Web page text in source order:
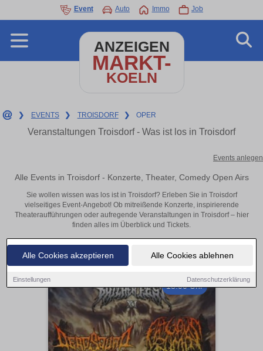
Alle Cookies akzeptieren Alle Cookies ablehnen
Einstellungen Datenschutzerklärung
Event Auto Immo Job
ANZEIGEN
MARKT-
KOELN
❯ EVENTS ❯ TROISDORF ❯ OPER
Veranstaltungen Troisdorf - Was ist los in Troisdorf
Events anlegen
Alle Events in Troisdorf - Konzerte, Theater, Comedy Open Airs
Sie wollen wissen was los ist in Troisdorf? Erleben Sie in Troisdorf
vielseitiges Event-Angebot! Ob mitreißende Konzerte, inspirierende
Theateraufführungen oder aufregende Veranstaltungen in Troisdorf – hier
finden alles im Überblick und Tickets.
18:00 Uhr